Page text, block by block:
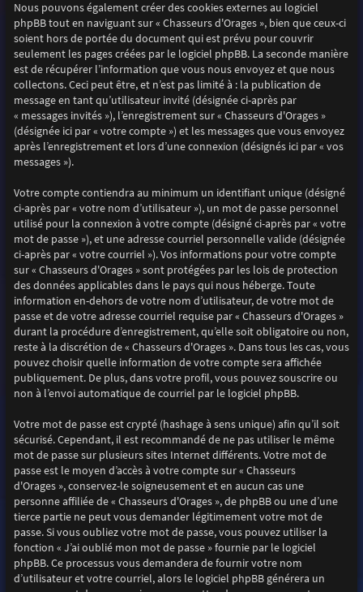
Nous pouvons également créer des cookies externes au logiciel
phpBB tout en naviguant sur « Chasseurs d'Orages », bien que ceux-ci
soient hors de portée du document qui est prévu pour couvrir
seulement les pages créées par le logiciel phpBB. La seconde manière
est de récupérer l’information que vous nous envoyez et que nous
collectons. Ceci peut être, et n’est pas limité à : la publication de
message en tant qu’utilisateur invité (désignée ci-après par
« messages invités »), l’enregistrement sur « Chasseurs d'Orages »
(désignée ici par « votre compte ») et les messages que vous envoyez
après l’enregistrement et lors d’une connexion (désignés ici par « vos
messages »).
Votre compte contiendra au minimum un identifiant unique (désigné
ci-après par « votre nom d’utilisateur »), un mot de passe personnel
utilisé pour la connexion à votre compte (désigné ci-après par « votre
mot de passe »), et une adresse courriel personnelle valide (désignée
ci-après par « votre courriel »). Vos informations pour votre compte
sur « Chasseurs d'Orages » sont protégées par les lois de protection
des données applicables dans le pays qui nous héberge. Toute
information en-dehors de votre nom d’utilisateur, de votre mot de
passe et de votre adresse courriel requise par « Chasseurs d'Orages »
durant la procédure d’enregistrement, qu’elle soit obligatoire ou non,
reste à la discrétion de « Chasseurs d'Orages ». Dans tous les cas, vous
pouvez choisir quelle information de votre compte sera affichée
publiquement. De plus, dans votre profil, vous pouvez souscrire ou
non à l’envoi automatique de courriel par le logiciel phpBB.
Votre mot de passe est crypté (hashage à sens unique) afin qu’il soit
sécurisé. Cependant, il est recommandé de ne pas utiliser le même
mot de passe sur plusieurs sites Internet différents. Votre mot de
passe est le moyen d’accès à votre compte sur « Chasseurs
d'Orages », conservez-le soigneusement et en aucun cas une
personne affiliée de « Chasseurs d'Orages », de phpBB ou une d’une
tierce partie ne peut vous demander légitimement votre mot de
passe. Si vous oubliez votre mot de passe, vous pouvez utiliser la
fonction « J’ai oublié mon mot de passe » fournie par le logiciel
phpBB. Ce processus vous demandera de fournir votre nom
d’utilisateur et votre courriel, alors le logiciel phpBB générera un